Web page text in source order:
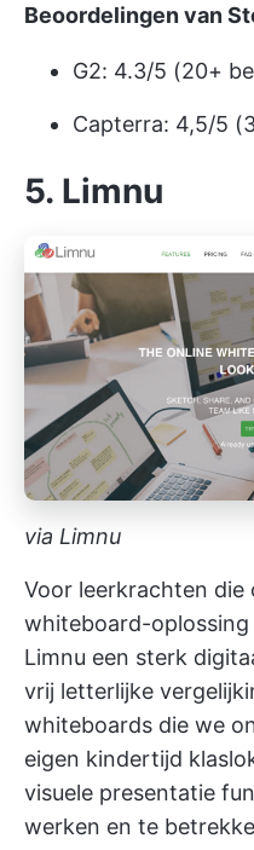
Beoordelingen van
G2: 4.3/5 (20+
Capterra: 4,5/5
5. Limnu
via Limnu
Voor leerkrachten die
whiteboard-
Limnu een sterk
vrij letterlijke
whiteboards die we
eigen kindertijd
visuele presentatie
werken en te